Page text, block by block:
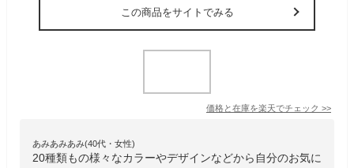
この商品をサイトでみる
価格と在庫を楽天でチェック >>
あみあみあみ(40代・女性)
20種類もの様々なカラーやデザインなどから自分のお気に